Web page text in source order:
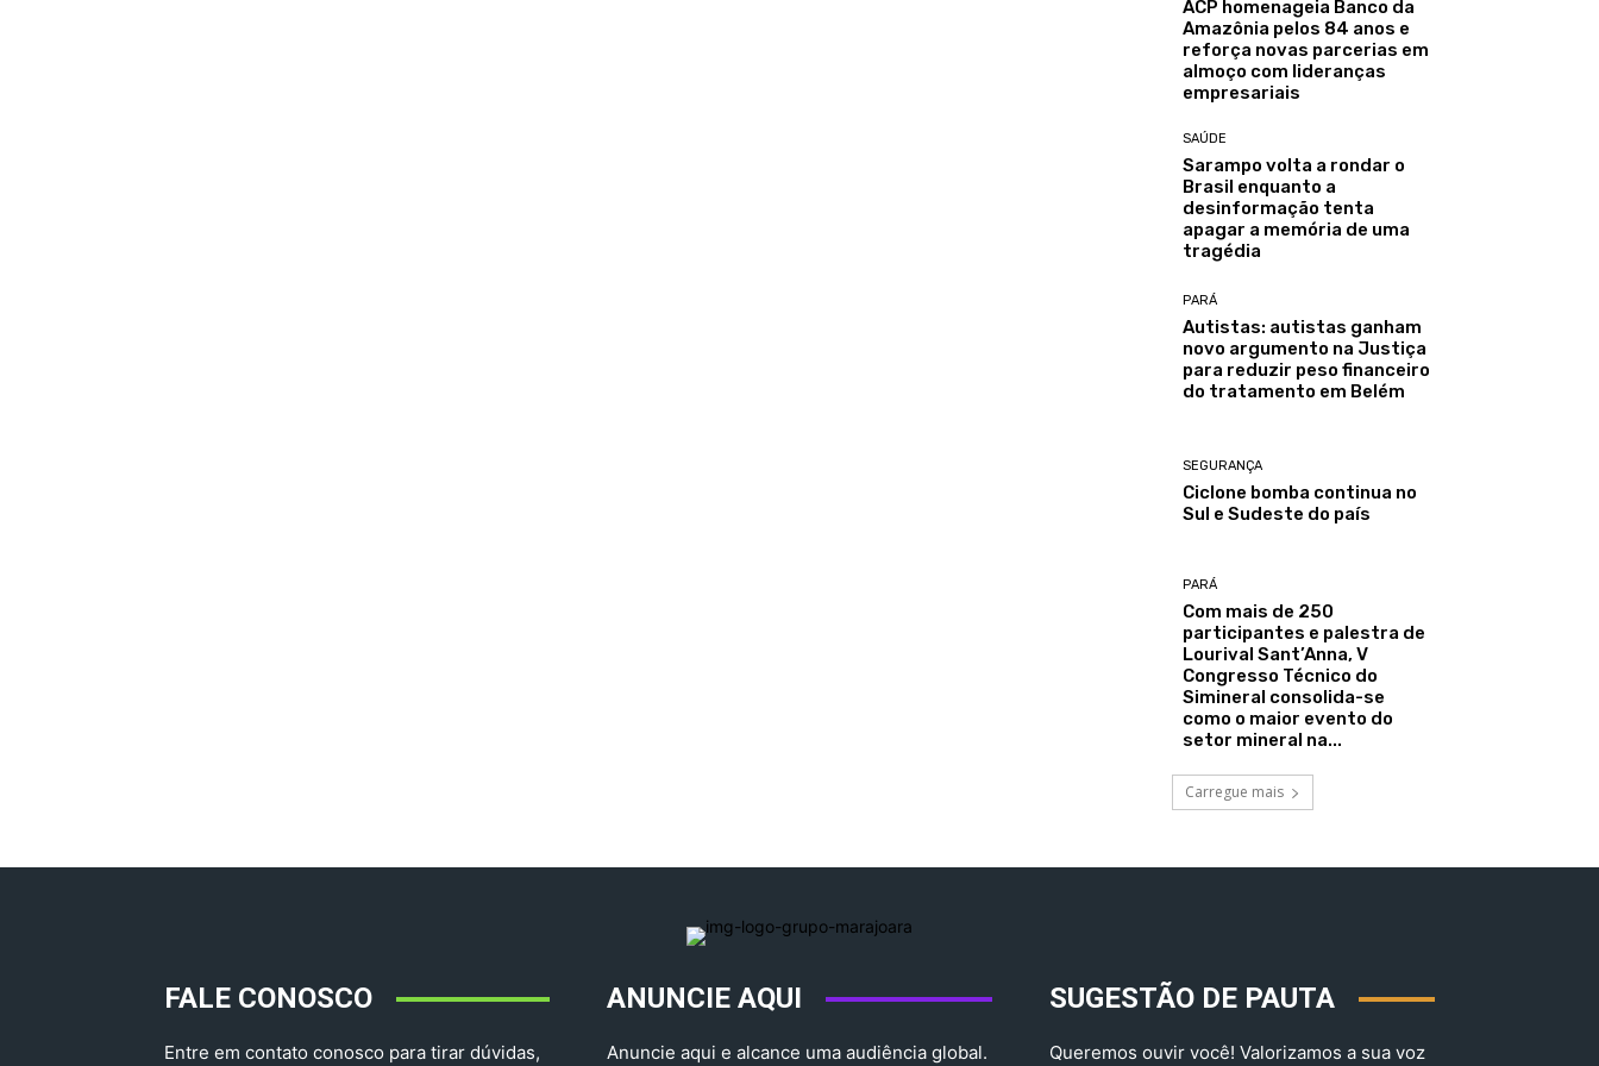
ACP homenageia Banco da
Amazônia pelos 84 anos e
reforça novas parcerias em
almoço com lideranças
empresariais
SAÚDE
Sarampo volta a rondar o
Brasil enquanto a
desinformação tenta
apagar a memória de uma
tragédia
PARÁ
Autistas: autistas ganham
novo argumento na Justiça
para reduzir peso financeiro
do tratamento em Belém
SEGURANÇA
Ciclone bomba continua no
Sul e Sudeste do país
PARÁ
Com mais de 250
participantes e palestra de
Lourival Sant’Anna, V
Congresso Técnico do
Simineral consolida-se
como o maior evento do
setor mineral na...
Carregue mais
FALE CONOSCO
Entre em contato conosco para tirar dúvidas,
ANUNCIE AQUI
Anuncie aqui e alcance uma audiência global.
SUGESTÃO DE PAUTA
Queremos ouvir você! Valorizamos a sua voz